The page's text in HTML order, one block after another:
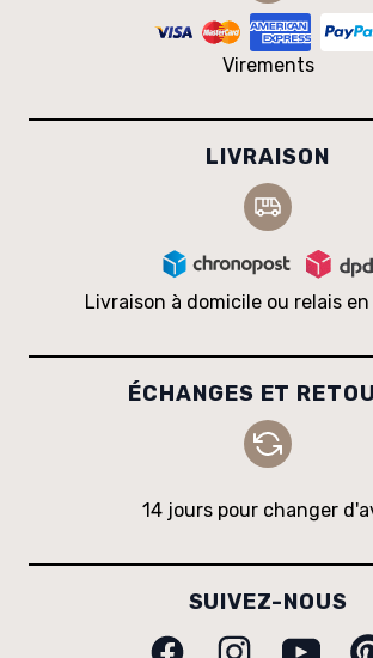
Virements
LIVRAISON
Livraison à domicile ou relais
ÉCHANGES ET
14 jours pour changer
SUIVEZ-NOUS
FacebookInstagram